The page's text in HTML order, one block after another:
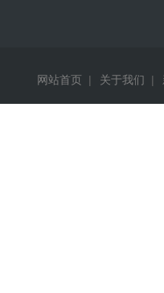
网站首页 | 关于我们 |